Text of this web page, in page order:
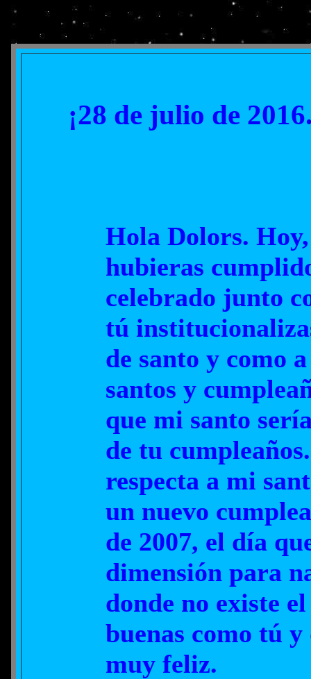
¡28 de julio de
Hola Dolors.
hubieras
celebrado junto
tú
de santo y como
santos y
que mi santo
de tu
respecta a mi
un nuevo
de 2007, el día
dimensión para
donde no existe
buenas como tú y
muy feliz.